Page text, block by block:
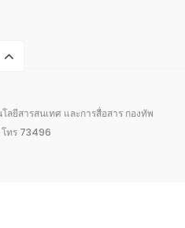
ยีสารสนเทศ และการสื่อสาร กองทัพ
ทร 73496